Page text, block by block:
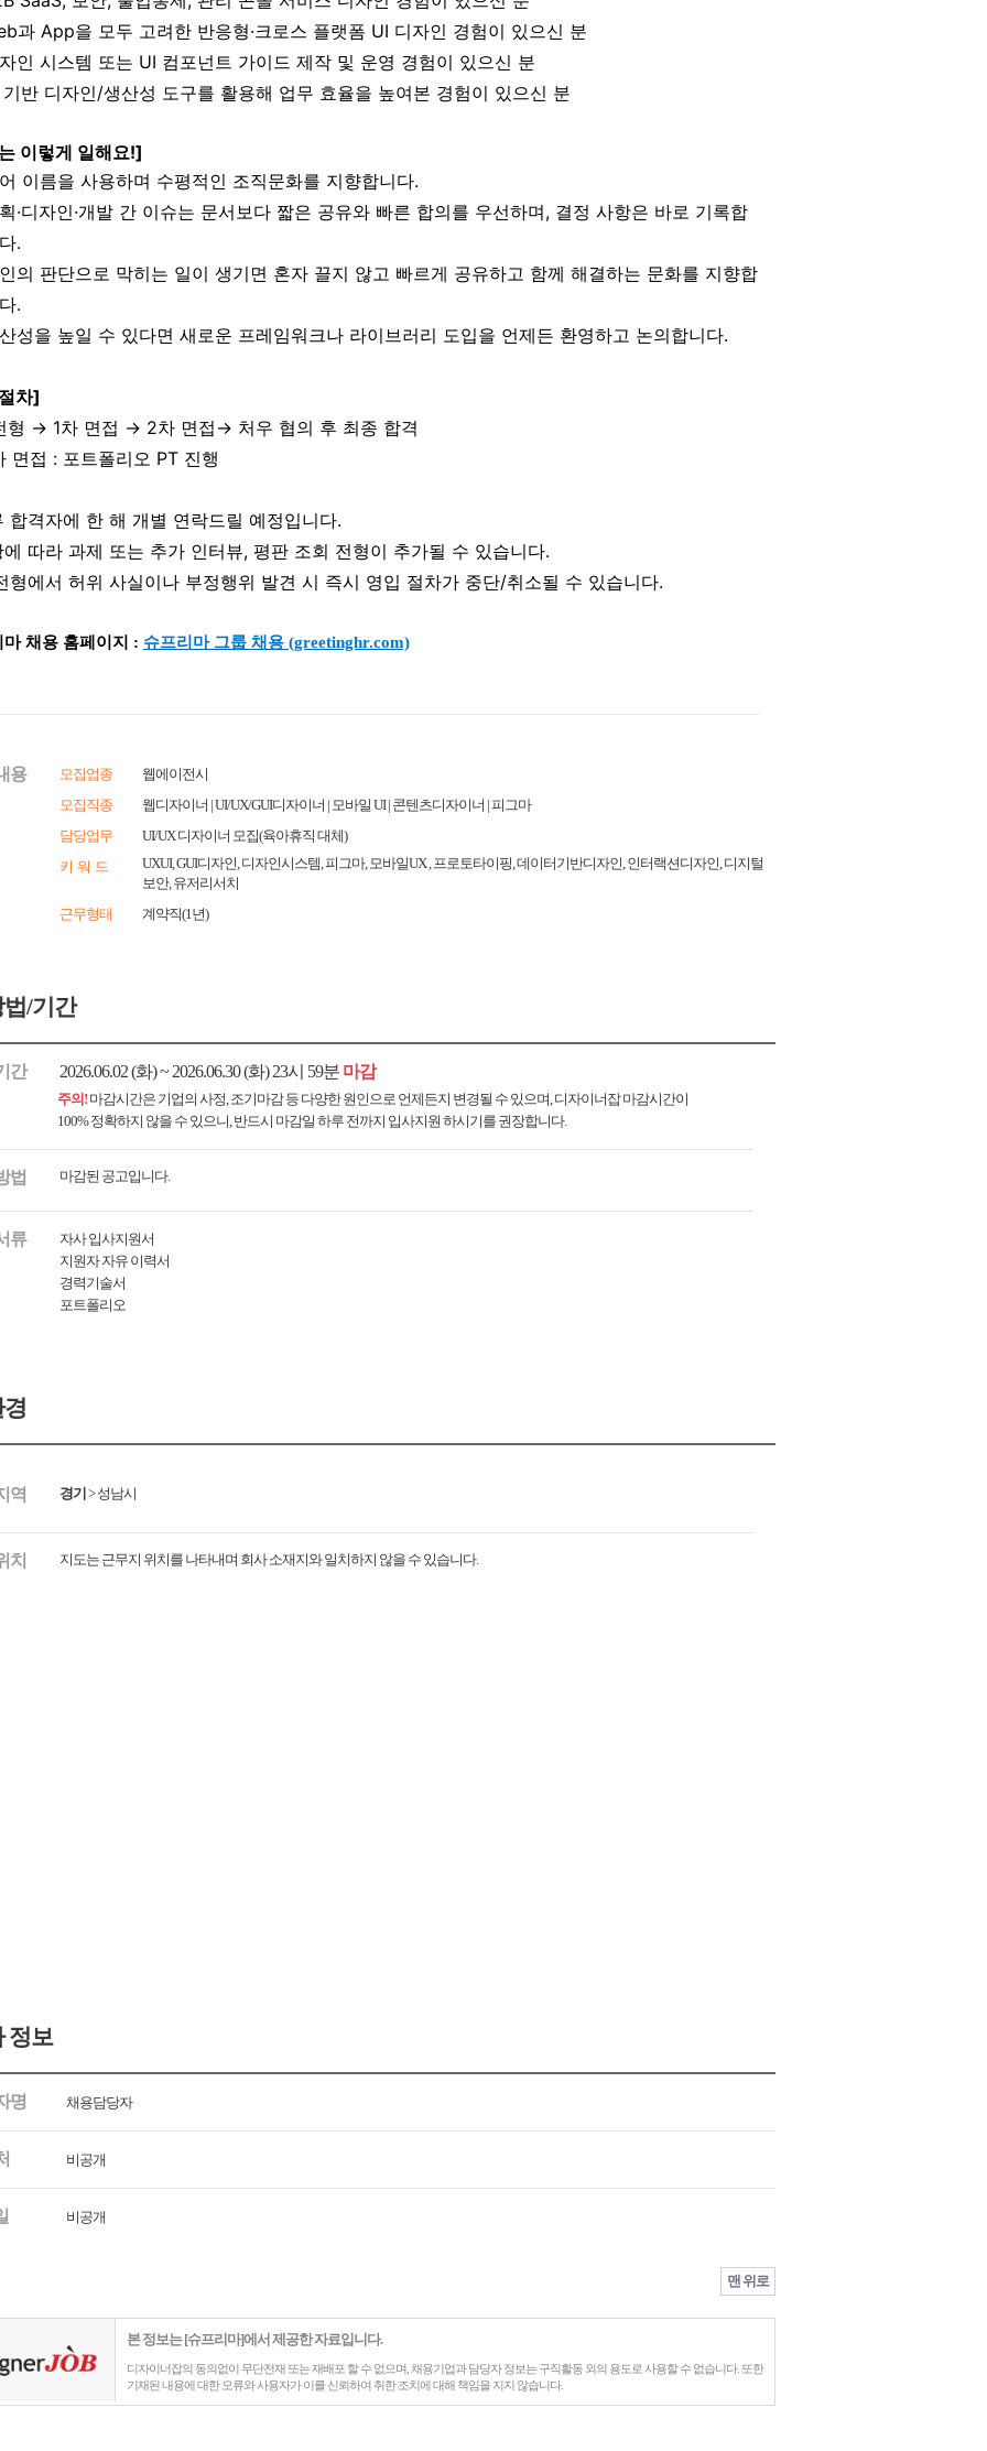
용 모집업종
웹에이전시
모집직종
웹디자이너 | UI/UX/GUI디자이너 | 모바일 UI | 콘텐츠디자이너 | 피그마
담당업무
UI/UX 디자이너 모집(육아휴직 대체)
키 워 드
UXUI, GUI디자인, 디자인시스템, 피그마, 모바일UX , 프로토타이핑, 데이터기반디자인, 인터랙션디자인, 디지털
보안, 유저리서치
근무형태
계약직(1년)
/기간
간 2026.06.02 (화) ~ 2026.06.30 (화) 23시 59분 마감
주의! 마감시간은 기업의 사정, 조기마감 등 다양한 원인으로 언제든지 변경될 수 있으며, 디자이너잡 마감시간이
100% 정확하지 않을 수 있으니, 반드시 마감일 하루 전까지 입사지원 하시기를 권장합니다.
법 마감된 공고입니다.
류
자사 입사지원서
지원자 자유 이력서
경력기술서
포트폴리오
역 경기 >성남시
치 지도는 근무지 위치를 나타내며 회사 소재지와 일치하지 않을 수 있습니다.
정보
명 채용담당자
비공개
비공개
맨 위로
본 정보는 [슈프리마]에서 제공한 자료입니다.
디자이너잡의 동의없이 무단전재 또는 재배포 할 수 없으며, 채용기업과 담당자 정보는 구직활동 외의 용도로 사용할 수 없습니다. 또한
기재된 내용에 대한 오류와 사용자가 이를 신뢰하여 취한 조치에 대해 책임을 지지 않습니다.